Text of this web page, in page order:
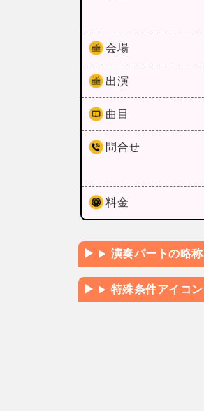
会場
出演
曲目
問合せ
料金
演奏パートの略
特殊条件アイコ